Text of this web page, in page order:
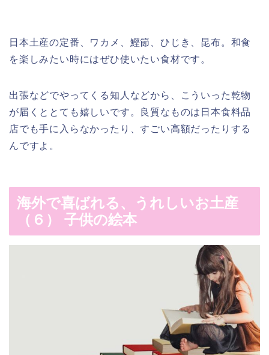
日本土産の定番、ワカメ、鰹節、ひじき、昆布。和食
を楽しみたい時にはぜひ使いたい食材です。
出張などでやってくる知人などから、こういった乾物
が届くととても嬉しいです。良質なものは日本食料品
店でも手に入らなかったり、すごい高額だったりする
んですよ。
海外で喜ばれる、うれしいお土産
（６） 子供の絵本